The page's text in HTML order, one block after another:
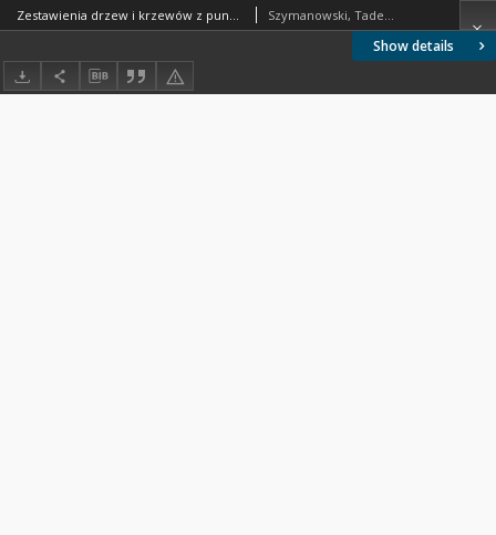
Show details
Zestawienia drzew i krzewów z punktu widzenia przyrodniczego Szymanowski, Tadeusz